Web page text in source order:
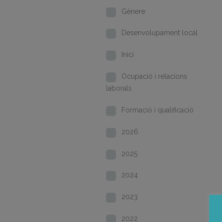
Gènere
Desenvolupament local
Inici
Ocupació i relacions
laborals
Formació i qualificació
2026
2025
2024
2023
2022